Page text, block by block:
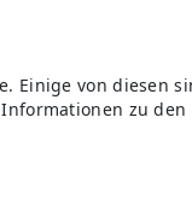
Einige von diesen
zu